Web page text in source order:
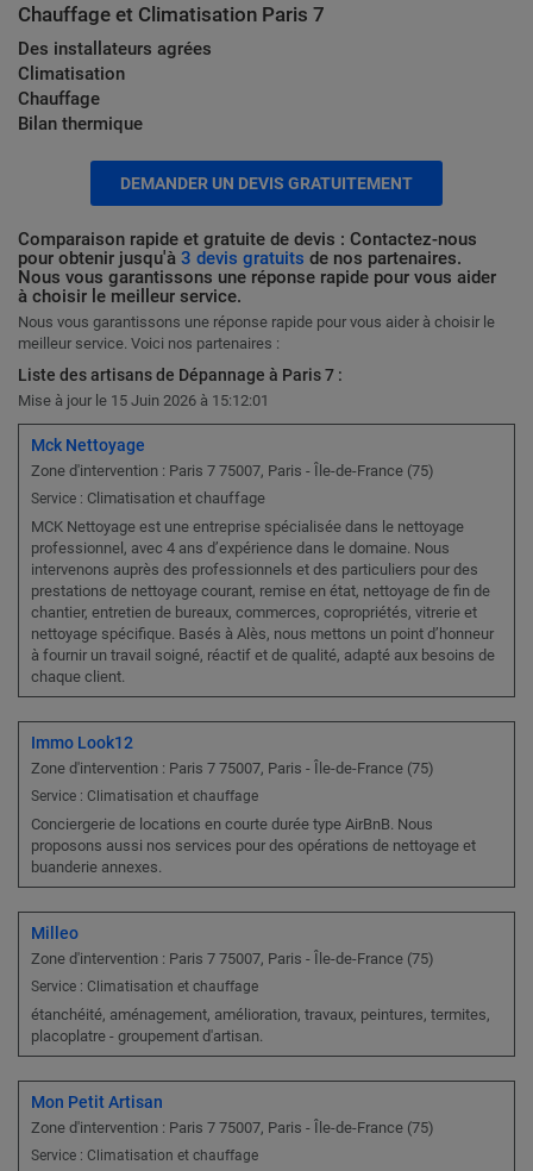
Chauffage et Climatisation Paris 7
Des installateurs agrées
Climatisation
Chauffage
Bilan thermique
DEMANDER UN DEVIS GRATUITEMENT
Comparaison rapide et gratuite de devis : Contactez-nous
pour obtenir jusqu'à 3 devis gratuits de nos partenaires.
Nous vous garantissons une réponse rapide pour vous aider
à choisir le meilleur service.
Nous vous garantissons une réponse rapide pour vous aider à choisir le
meilleur service. Voici nos partenaires :
Liste des artisans de Dépannage à Paris 7 :
Mise à jour le 15 Juin 2026 à 15:12:01
Mck Nettoyage
Zone d'intervention : Paris 7 75007, Paris - Île-de-France (75)
Service : Climatisation et chauffage
MCK Nettoyage est une entreprise spécialisée dans le nettoyage
professionnel, avec 4 ans d’expérience dans le domaine. Nous
intervenons auprès des professionnels et des particuliers pour des
prestations de nettoyage courant, remise en état, nettoyage de fin de
chantier, entretien de bureaux, commerces, copropriétés, vitrerie et
nettoyage spécifique. Basés à Alès, nous mettons un point d’honneur
à fournir un travail soigné, réactif et de qualité, adapté aux besoins de
chaque client.
Immo Look12
Zone d'intervention : Paris 7 75007, Paris - Île-de-France (75)
Service : Climatisation et chauffage
Conciergerie de locations en courte durée type AirBnB. Nous
proposons aussi nos services pour des opérations de nettoyage et
buanderie annexes.
Milleo
Zone d'intervention : Paris 7 75007, Paris - Île-de-France (75)
Service : Climatisation et chauffage
étanchéité, aménagement, amélioration, travaux, peintures, termites,
placoplatre - groupement d'artisan.
Mon Petit Artisan
Zone d'intervention : Paris 7 75007, Paris - Île-de-France (75)
Service : Climatisation et chauffage